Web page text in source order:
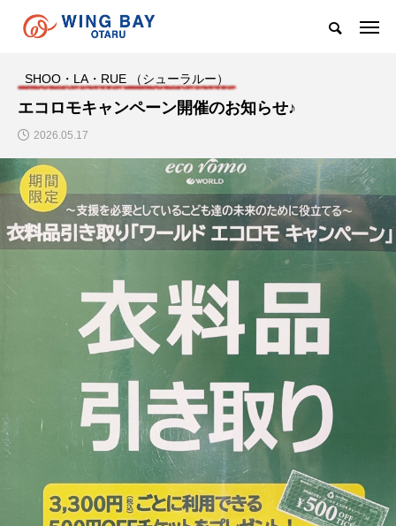
SHOO・LA・RUE （シューラルー）
エコロモキャンペーン開催のお知らせ♪
2026.05.17